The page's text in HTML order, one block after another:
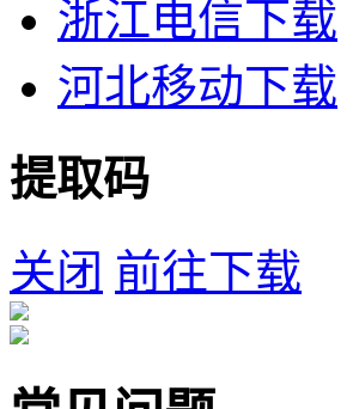
浙江电信下载
河北移动下载
提取码
关闭 前往下载